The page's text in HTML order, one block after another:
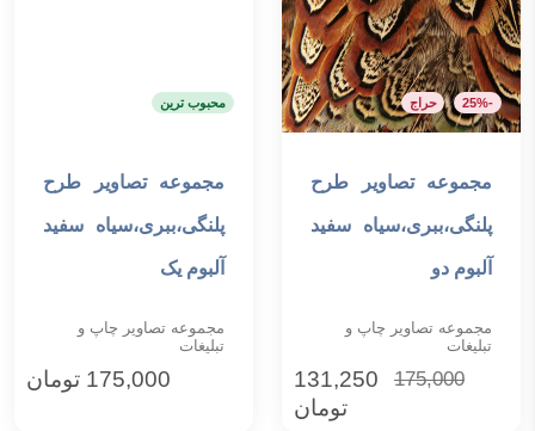
-25% حراج
افزودن به سبد خرید
مجموعه تصاویر طرح
پلنگی،ببری،سیاه سفید
آلبوم دو
مجموعه تصاویر چاپ و
تبلیغات
175,000
131,250
تومان
محبوب ترین
افزودن به سبد خرید
مجموعه تصاویر طرح
پلنگی،ببری،سیاه سفید
آلبوم یک
مجموعه تصاویر چاپ و
تبلیغات
175,000 تومان